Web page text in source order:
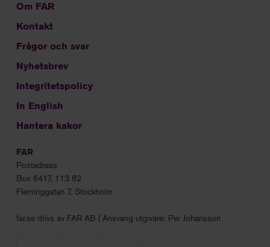
Om FAR
Kontakt
Frågor och svar
Nyhetsbrev
Integritetspolicy
In English
Hantera kakor
FAR
Postadress
Box 6417, 113 82
Fleminggatan 7, Stockholm
far.se drivs av FAR AB | Ansvarig utgivare: Per Johansson